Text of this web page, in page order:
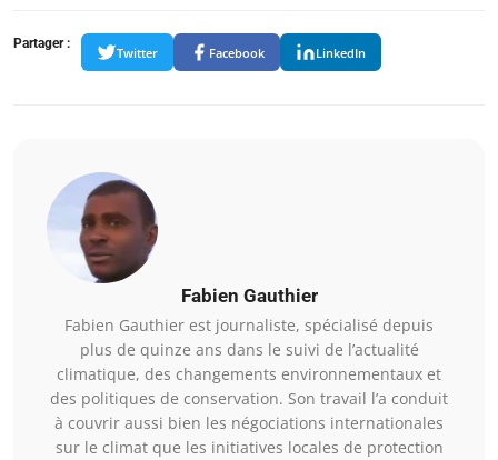
Partager :
Twitter Facebook LinkedIn
Fabien Gauthier
Fabien Gauthier est journaliste, spécialisé depuis
plus de quinze ans dans le suivi de l’actualité
climatique, des changements environnementaux et
des politiques de conservation. Son travail l’a conduit
à couvrir aussi bien les négociations internationales
sur le climat que les initiatives locales de protection